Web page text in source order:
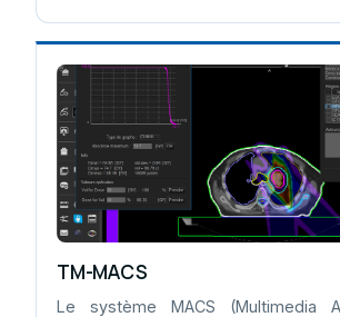
TM-MACS
Le système MACS (Multimedia